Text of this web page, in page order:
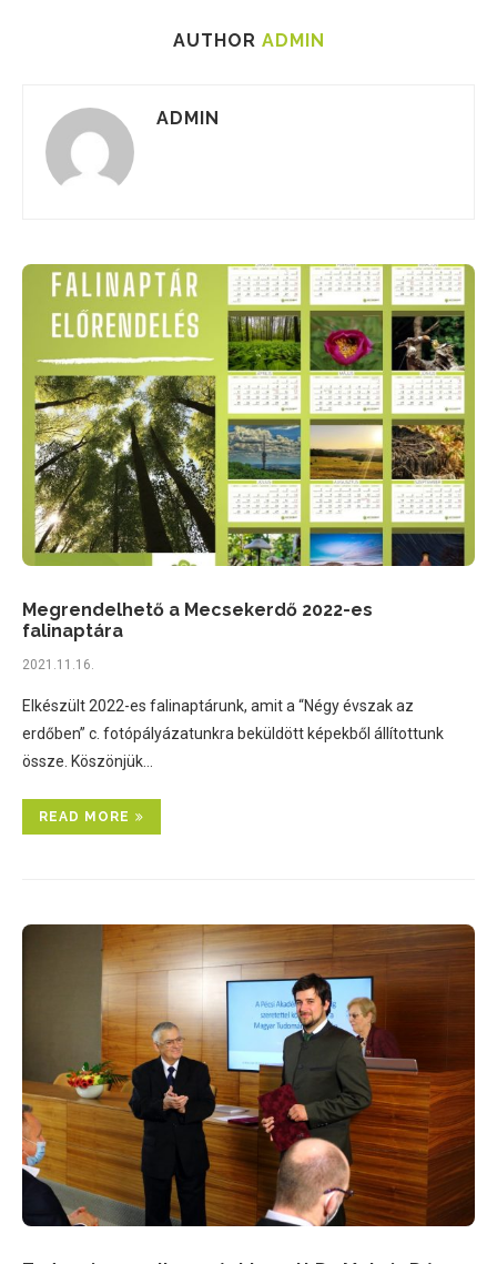
AUTHOR ADMIN
ADMIN
Megrendelhető a Mecsekerdő 2022-es
falinaptára
2021.11.16.
Elkészült 2022-es falinaptárunk, amit a “Négy évszak az
erdőben” c. fotópályázatunkra beküldött képekből állítottunk
össze. Köszönjük…
READ MORE